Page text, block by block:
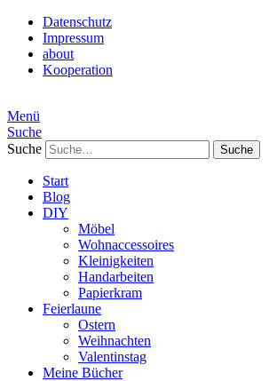
Datenschutz
Impressum
about
Kooperation
Menü
Suche
Suche
Start
Blog
DIY
Möbel
Wohnaccessoires
Kleinigkeiten
Handarbeiten
Papierkram
Feierlaune
Ostern
Weihnachten
Valentinstag
Meine Bücher